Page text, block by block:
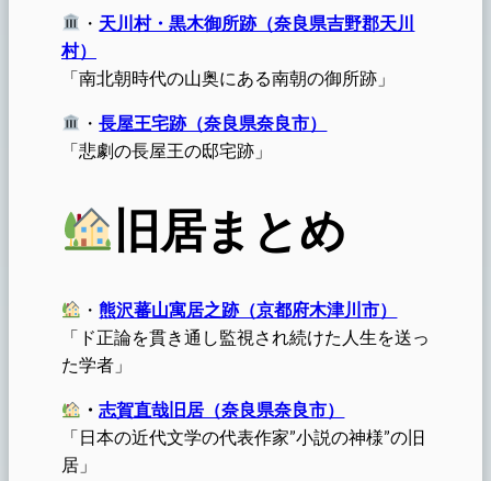
・ 天川村・黒木御所跡（奈良県吉野郡天川
村）
「南北朝時代の山奥にある南朝の御所跡」
・長屋王宅跡（奈良県奈良市）
「悲劇の長屋王の邸宅跡」
旧居まとめ
・熊沢蕃山寓居之跡（京都府木津川市）
「ド正論を貫き通し監視され続けた人生を送っ
た学者」
・志賀直哉旧居（奈良県奈良市）
「日本の近代文学の代表作家”小説の神様”の旧
居」